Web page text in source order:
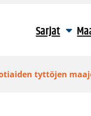
Sarjat
tyttöjen